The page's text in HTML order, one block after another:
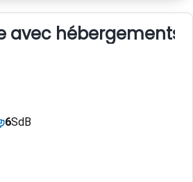
avec
6SdB